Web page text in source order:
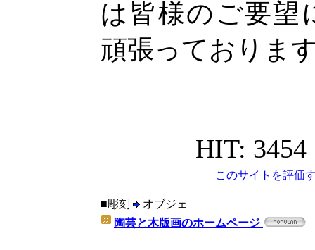
は皆様のご要望
頑張っておりま
HIT: 3454
このサイトを評価
■彫刻
オブジェ
陶芸と木版画のホームページ